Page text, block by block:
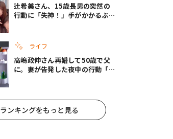
辻希美さん、15歳長男の突然の
行動に「失神！」手がかかるぶん
ライフ
高嶋政伸さん再婚して50歳で父
に。妻が告発した夜中の行動「こ
ランキングをもっと見る